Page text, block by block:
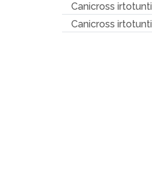
Canicross irtotunti
Canicross irtotunti